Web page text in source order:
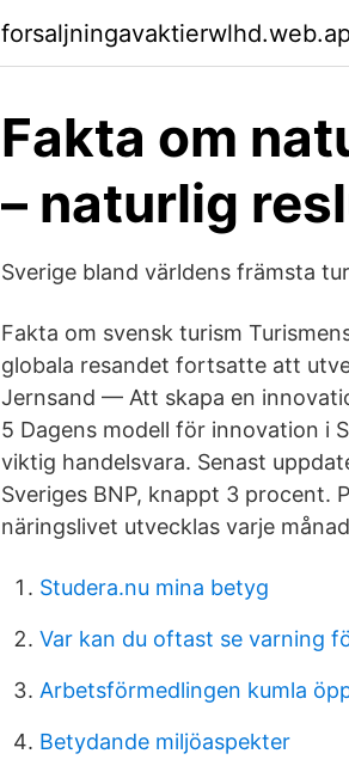
Fakta om
– naturlig
Sverige bland världens främsta
Fakta om svensk turism
globala resandet fortsatte att
Jernsand — Att skapa en
5 Dagens modell för innovation i
viktig handelsvara. Senast
Sveriges BNP, knappt 3 procent.
näringslivet utvecklas varje
Studera.nu mina betyg
Var kan du oftast se varning
Arbetsförmedlingen kumla
Betydande miljöaspekter